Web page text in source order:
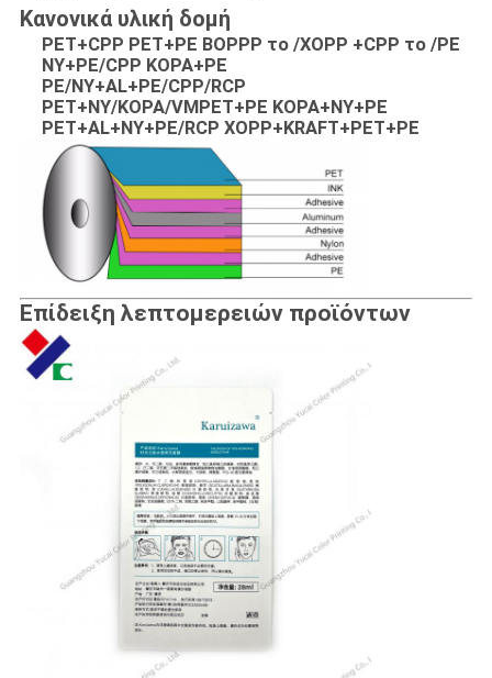
Κανονικά υλική δομή
PET+CPP PET+PE BOPPP το /XOPP +CPP το /PE
NY+PE/CPP KOPA+PE
PE/NY+AL+PE/CPP/RCP
PET+NY/KOPA/VMPET+PE KOPA+NY+PE
PET+AL+NY+PE/RCP XOPP+KRAFT+PET+PE
Επίδειξη λεπτομερειών προϊόντων